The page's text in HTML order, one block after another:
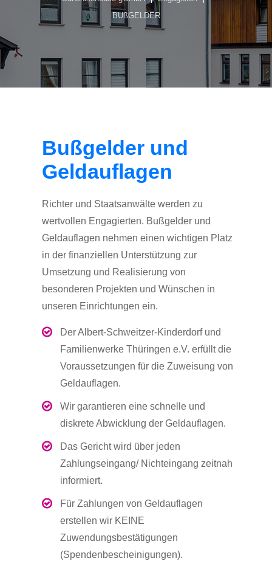
BUßGELDER
Bußgelder und
Geldauflagen
Richter und Staatsanwälte werden zu
wertvollen Engagierten. Bußgelder und
Geldauflagen nehmen einen wichtigen Platz
in der finanziellen Unterstützung zur
Umsetzung und Realisierung von
besonderen Projekten und Wünschen in
unseren Einrichtungen ein.
Der Albert-Schweitzer-Kinderdorf und
Familienwerke Thüringen e.V. erfüllt die
Voraussetzungen für die Zuweisung von
Geldauflagen.
Wir garantieren eine schnelle und
diskrete Abwicklung der Geldauflagen.
Das Gericht wird über jeden
Zahlungseingang/ Nichteingang zeitnah
informiert.
Für Zahlungen von Geldauflagen
erstellen wir KEINE
Zuwendungsbestätigungen
(Spendenbescheinigungen).